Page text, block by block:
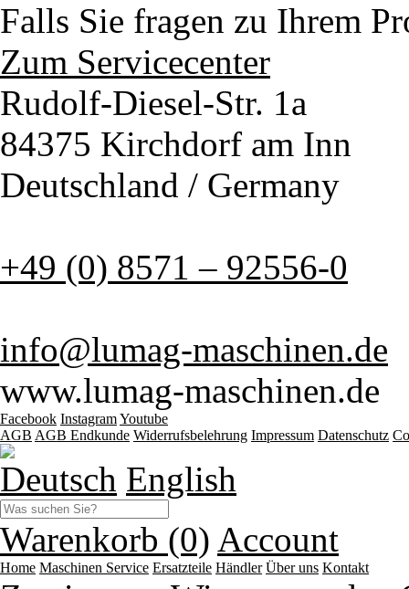
Falls Sie fragen zu Ihrem
Zum Servicecenter
Rudolf-Diesel-Str. 1a
84375 Kirchdorf am Inn
Deutschland / Germany
+49 (0) 8571 – 92556-0
info@lumag-maschinen.de
www.lumag-maschinen.de
Facebook InstagramYoutube
AGB AGB Endkunde Widerrufsbelehrung Impressum Datenschutz
Deutsch English
Warenkorb (0) Account
Home Maschinen Service Ersatzteile Händler Über uns Kontakt